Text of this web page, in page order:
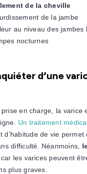
de la cheville
de la jambe
au niveau des jambes
nocturnes
d’une
prise en charge, la varice
Un traitement
d’habitude de vie permet
difficulté. Néanmoins,
, car les varices peuvent
plus graves.